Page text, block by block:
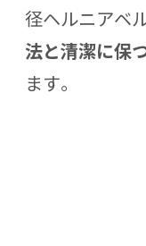
径ヘルニアベ
法と清潔に保
ます。